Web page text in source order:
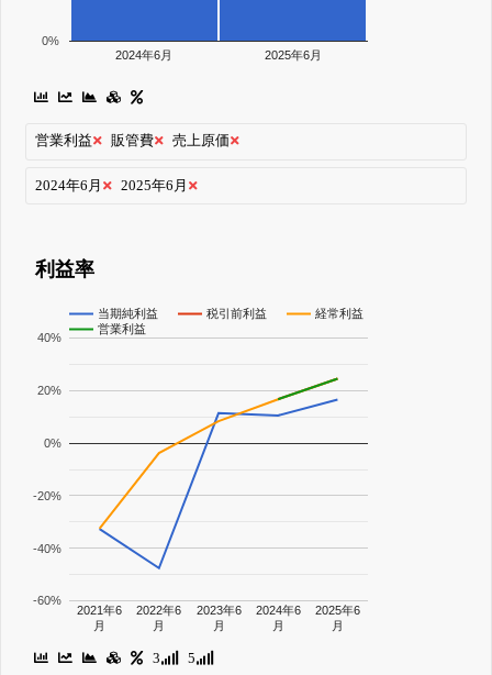
2024年6月 2025年6月
0%
営業利益 販管費 売上原価
2024年6月 2025年6月
利益率
当期純利益 税引前利益
経常利益
営業利益
2021年6
月
2022年6
月
2023年6
月
2024年6
月
2025年6
月
-60%
-40%
-20%
0%
20%
40%
3 5